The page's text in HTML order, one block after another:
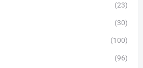
(23)
(30)
(100)
(96)